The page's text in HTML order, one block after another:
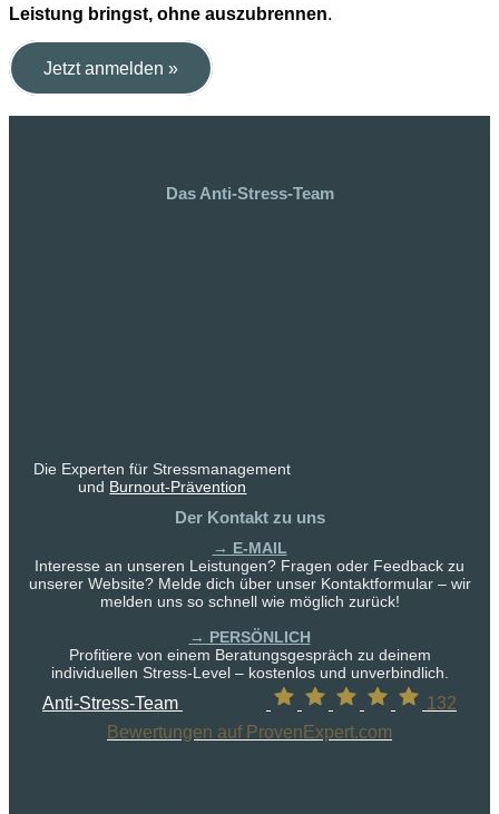
Leistung bringst, ohne auszubrennen.
Jetzt anmelden »
Das Anti-Stress-Team
Die Experten für Stressmanagement
und Burnout-Prävention
Der Kontakt zu uns
→ E-MAIL
Interesse an unseren Leistungen? Fragen oder Feedback zu
unserer Website? Melde dich über unser Kontaktformular – wir
melden uns so schnell wie möglich zurück!
→ PERSÖNLICH
Profitiere von einem Beratungsgespräch zu deinem
individuellen Stress-Level – kostenlos und unverbindlich.
Anti-Stress-Team
132
Bewertungen auf ProvenExpert.com